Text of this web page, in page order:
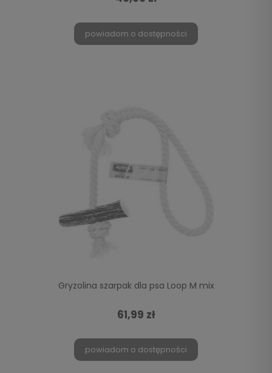
powiadom o dostępności
Gryzolina szarpak dla psa Loop M mix
61,99 zł
powiadom o dostępności